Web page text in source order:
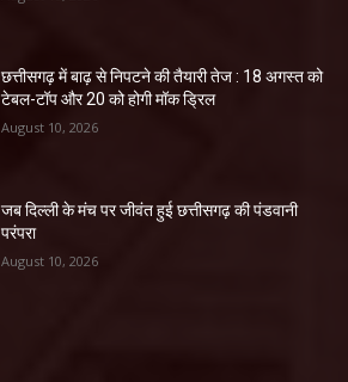
छत्तीसगढ़ में बाढ़ से निपटने की तैयारी तेज : 18 अगस्त को
टेबल-टॉप और 20 को होगी मॉक ड्रिल
August 10, 2026
जब दिल्ली के मंच पर जीवंत हुई छत्तीसगढ़ की पंडवानी
परंपरा
August 10, 2026